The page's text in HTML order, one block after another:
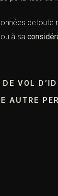
à sa
DE VOL
AUTRE